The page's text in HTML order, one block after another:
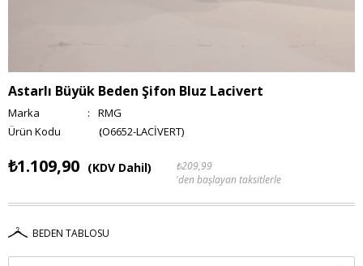
Astarlı Büyük Beden Şifon Bluz Lacivert
Marka :
RMG
(O6652-LACİVERT)
₺1.109,90 (KDV Dahil)
₺209,99
'den başlayan taksitlerle
BEDEN TABLOSU